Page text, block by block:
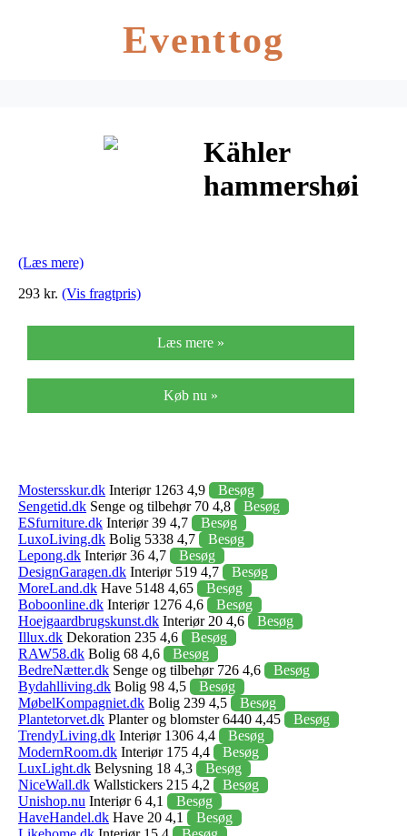
Eventtog
Kähler
hammershøi
(Læs mere)
293 kr. (Vis fragtpris)
Læs mere »
Køb nu »
Mostersskur.dk Interiør 1263 4,9
Besøg
Sengetid.dk Senge og tilbehør 70 4,8
Besøg
ESfurniture.dk Interiør 39 4,7
Besøg
LuxoLiving.dk Bolig 5338 4,7
Besøg
Lepong.dk Interiør 36 4,7
Besøg
DesignGaragen.dk Interiør 519 4,7
Besøg
MoreLand.dk Have 5148 4,65
Besøg
Boboonline.dk Interiør 1276 4,6
Besøg
Hoejgaardbrugskunst.dk Interiør 20 4,6
Besøg
Illux.dk Dekoration 235 4,6
Besøg
RAW58.dk Bolig 68 4,6
Besøg
BedreNætter.dk Senge og tilbehør 726 4,6
Besøg
Bydahlliving.dk Bolig 98 4,5
Besøg
MøbelKompagniet.dk Bolig 239 4,5
Besøg
Plantetorvet.dk Planter og blomster 6440 4,45
Besøg
TrendyLiving.dk Interiør 1306 4,4
Besøg
ModernRoom.dk Interiør 175 4,4
Besøg
LuxLight.dk Belysning 18 4,3
Besøg
NiceWall.dk Wallstickers 215 4,2
Besøg
Unishop.nu Interiør 6 4,1
Besøg
HaveHandel.dk Have 20 4,1
Besøg